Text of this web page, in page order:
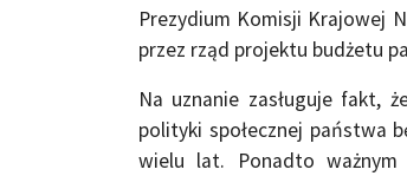
Prezydium Komisji Krajowej
przez rząd projektu budżetu
Na uznanie zasługuje fakt,
polityki społecznej państwa
wielu lat. Ponadto